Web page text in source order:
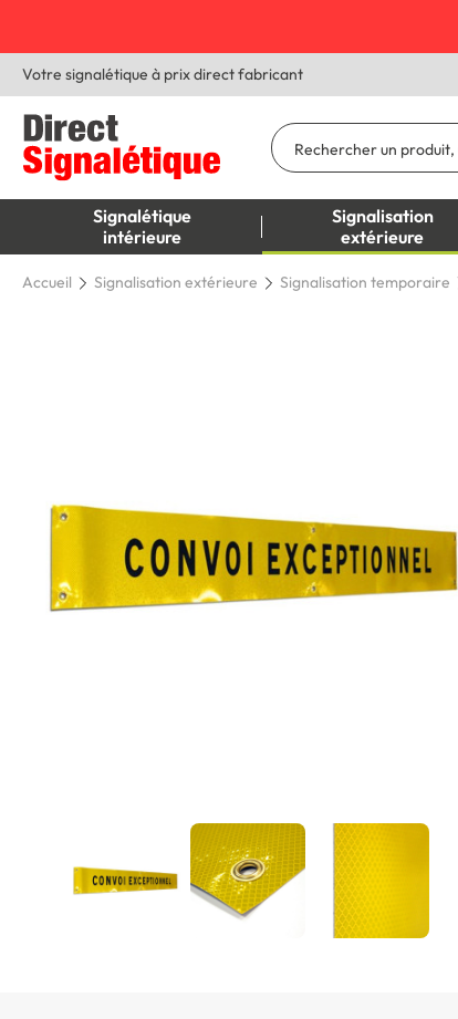
Votre signalétique à prix direct fabricant
Signalétique
intérieure
Signalisation
extérieure
Accueil Signalisation extérieure Signalisation temporaire